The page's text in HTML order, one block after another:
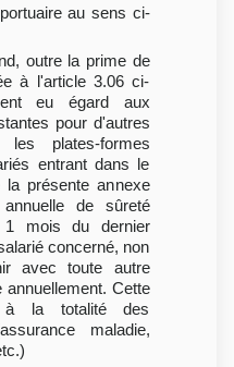
au sens ci-
outre la prime de
à l'article 3.06 ci-
eu égard aux
pour d'autres
plates-formes
entrant dans le
la présente annexe
de sûreté
1 mois du dernier
concerné, non
avec toute autre
annuellement. Cette
à la totalité des
maladie,